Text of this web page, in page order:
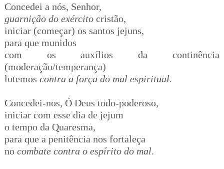
Concedei a nós, Senhor,
guarnição do exércitocristão,
iniciar (começar) os santos jejuns,
para que munidos
com os auxílios da continência
(moderação/temperança)
lutemos contra a força do mal espiritual.
Concedei-nos, Ó Deus todo-poderoso,
iniciar com esse dia de jejum
o tempo da Quaresma,
para que a penitência nos fortaleça
no combate contra o espírito do mal.